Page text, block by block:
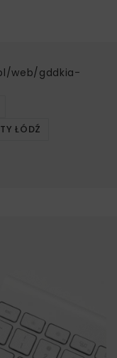
web/gddkia-
ŁÓDŹ